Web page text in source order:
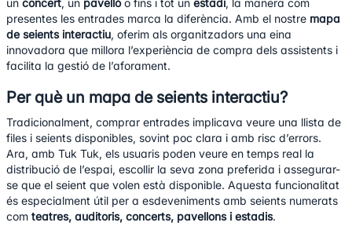
un concert, un pavellóo fins i tot un estadi, la manera com
presentes les entrades marca la diferència. Amb el nostre mapa
de seients interactiu, oferim als organitzadors una eina
innovadora que millora l’experiència de compra dels assistents i
facilita la gestió de l’aforament.
Per què un mapa de seients interactiu?
Tradicionalment, comprar entrades implicava veure una llista de
files i seients disponibles, sovint poc clara i amb risc d’errors.
Ara, amb Tuk Tuk, els usuaris poden veure en temps real la
distribució de l’espai, escollir la seva zona preferida i assegurar-
se que el seient que volen està disponible. Aquesta funcionalitat
és especialment útil per a esdeveniments amb seients numerats
com teatres, auditoris, concerts, pavellons i estadis.